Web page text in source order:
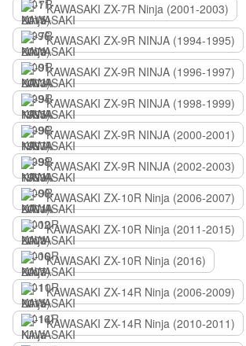
KAWASAKI ZX-7R Ninja (2001-2003)
KAWASAKI ZX-9R NINJA (1994-1995)
KAWASAKI ZX-9R NINJA (1996-1997)
KAWASAKI ZX-9R NINJA (1998-1999)
KAWASAKI ZX-9R NINJA (2000-2001)
KAWASAKI ZX-9R NINJA (2002-2003)
KAWASAKI ZX-10R Ninja (2006-2007)
KAWASAKI ZX-10R Ninja (2011-2015)
KAWASAKI ZX-10R Ninja (2016)
KAWASAKI ZX-14R Ninja (2006-2009)
KAWASAKI ZX-14R Ninja (2010-2011)